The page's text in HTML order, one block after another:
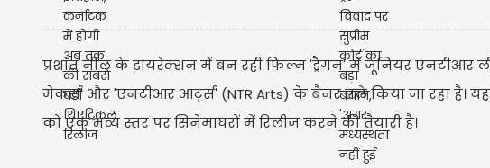
​प्रशांत नील के डायरेक्शन में बन रही फिल्म 'ड्रैगन' में जूनियर एनटीआर
मेकर्स' और 'एनटीआर आर्ट्स' (NTR Arts) के बैनर तले किया जा रहा है।
को एक भव्य स्तर पर सिनेमाघरों में रिलीज करने की तैयारी है।